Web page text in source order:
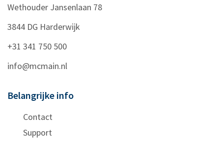
Wethouder Jansenlaan 78
3844 DG Harderwijk
+31 341 750 500
info@mcmain.nl
Belangrijke info
Contact
Support